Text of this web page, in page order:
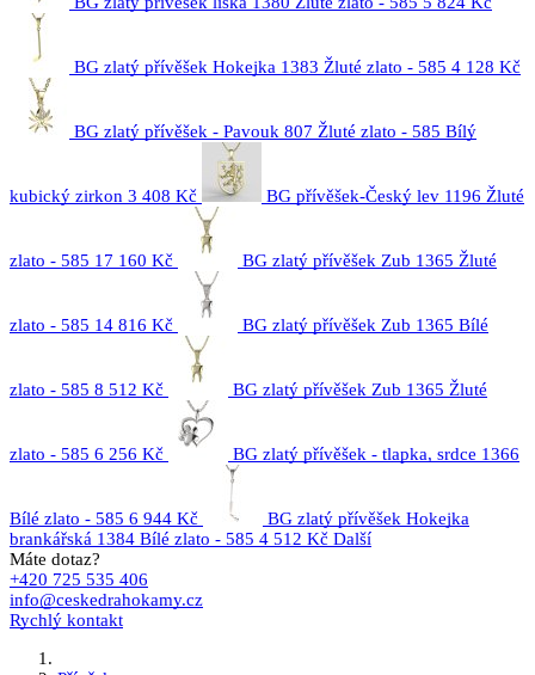
BG zlatý přívěšek Hokejka 1383 Žluté zlato - 585 4 128 Kč
BG zlatý přívěšek - Pavouk 807 Žluté zlato - 585 Bílý
kubický zirkon 3 408 Kč BG přívěšek-Český lev 1196 Žluté
zlato - 585 17 160 Kč BG zlatý přívěšek Zub 1365 Žluté
zlato - 585 14 816 Kč BG zlatý přívěšek Zub 1365 Bílé
zlato - 585 8 512 Kč BG zlatý přívěšek Zub 1365 Žluté
zlato - 585 6 256 Kč BG zlatý přívěšek - tlapka, srdce 1366
Bílé zlato - 585 6 944 Kč
BG zlatý přívěšek Hokejka
brankářská 1384 Bílé zlato - 585 4 512 Kč Další
Máte dotaz?
+420 725 535 406
info@ceskedrahokamy.cz
Rychlý kontakt